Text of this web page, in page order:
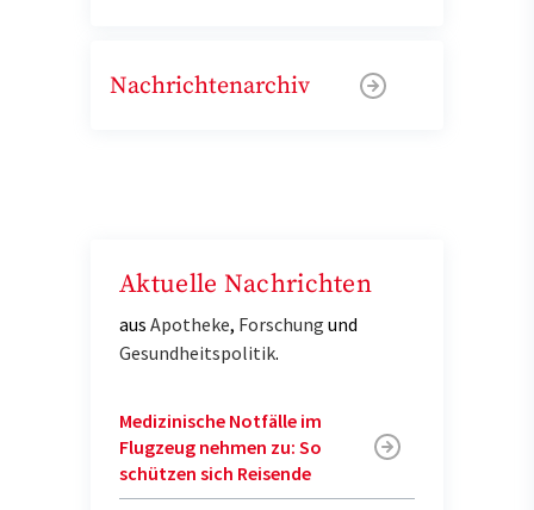
Nachrichtenarchiv
Aktuelle Nachrichten
aus Apotheke, Forschung und
Gesundheitspolitik.
Medizinische Notfälle im
Flugzeug nehmen zu: So
schützen sich Reisende